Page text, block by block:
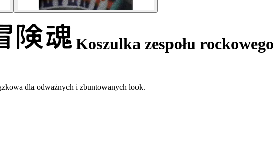
Koszulka zespołu rockowego
dla odważnych i zbuntowanych look.